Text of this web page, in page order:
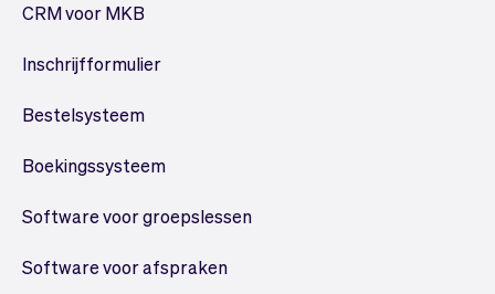
CRM voor MKB
Inschrijfformulier
Bestelsysteem
Boekingssysteem
Software voor groepslessen
Software voor afspraken